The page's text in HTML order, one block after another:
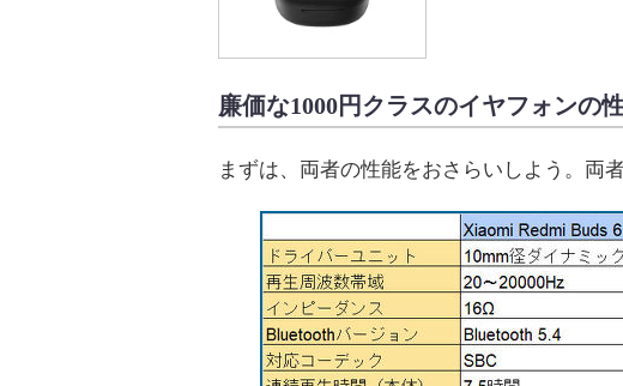
廉価な1000円クラスのイヤフォンの
まずは、両者の性能をおさらいしよう。両